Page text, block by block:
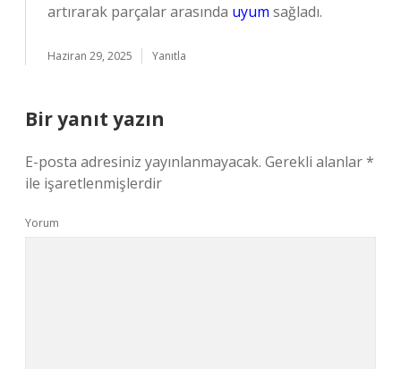
artırarak parçalar arasında uyum sağladı.
Haziran 29, 2025 Yanıtla
Bir yanıt yazın
E-posta adresiniz yayınlanmayacak. Gerekli alanlar*
ile işaretlenmişlerdir
Yorum